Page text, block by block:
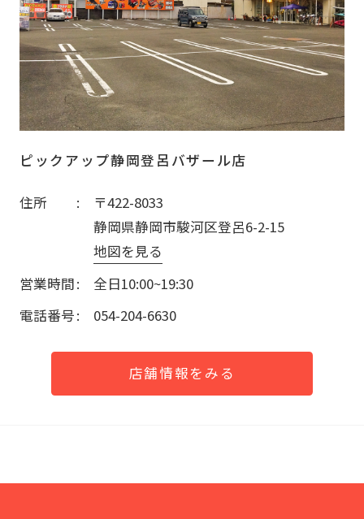
ピックアップ静岡登呂バザール店
住所
〒422-8033
静岡県静岡市駿河区登呂6-2-15
地図を見る
営業時間
全日10:00~19:30
電話番号
054-204-6630
店舗情報をみる